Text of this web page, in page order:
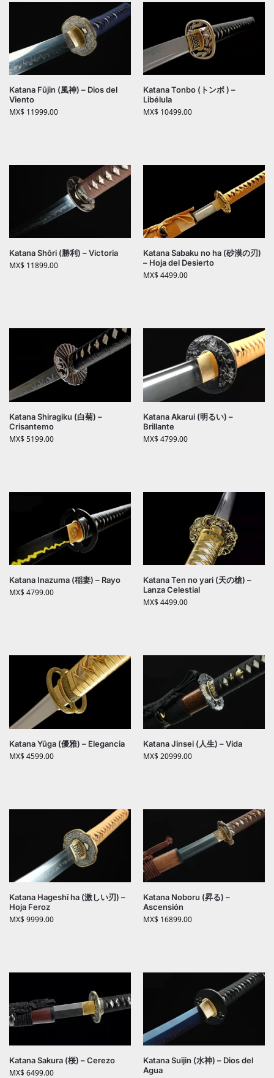
Katana Fūjin (風神) – Dios del
Viento
MX$ 11999.00
Katana Tonbo (トンボ ) –
Libélula
MX$ 10499.00
Katana Shōri (勝利) – Victoria
MX$ 11899.00
Katana Sabaku no ha (砂漠の刃)
– Hoja del Desierto
MX$4499.00
Katana Shiragiku (白菊) –
Crisantemo
MX$5199.00
Katana Akarui (明るい) –
Brillante
MX$4799.00
Katana Inazuma (稲妻) – Rayo
MX$4799.00
Katana Ten no yari (天の槍) –
Lanza Celestial
MX$4499.00
Katana Yūga (優雅) – Elegancia
MX$4599.00
Katana Jinsei (人生) – Vida
MX$20999.00
Katana Hageshī ha (激しい刃) –
Hoja Feroz
MX$9999.00
Katana Noboru (昇る) –
Ascensión
MX$ 16899.00
Katana Sakura (桜) – Cerezo
MX$6499.00
Katana Suijin (水神) – Dios del
Agua